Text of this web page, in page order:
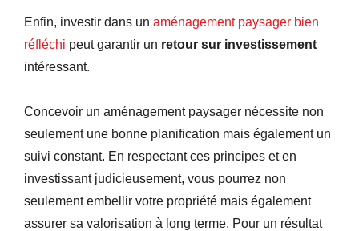
Enfin, investir dans un aménagement paysager bien
réfléchi peut garantir un retour sur investissement
intéressant.
Concevoir un aménagement paysager nécessite non
seulement une bonne planification mais également un
suivi constant. En respectant ces principes et en
investissant judicieusement, vous pourrez non
seulement embellir votre propriété mais également
assurer sa valorisation à long terme. Pour un résultat